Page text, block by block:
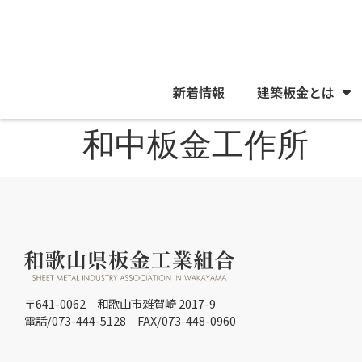
新着情報 建築板金とは
和中板金工作所
〒641-0062 和歌山市雑賀崎 2017-9
電話/073-444-5128 FAX/073-448-0960